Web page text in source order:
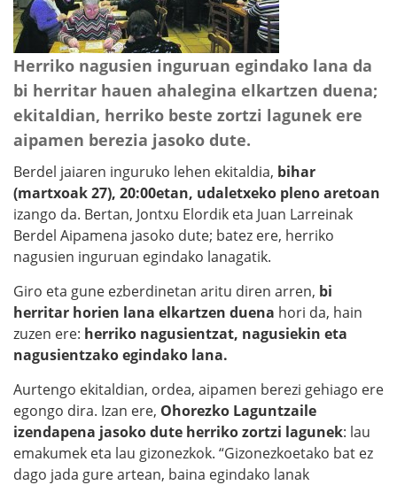
Herriko nagusien inguruan egindako lana da
bi herritar hauen ahalegina elkartzen duena;
ekitaldian, herriko beste zortzi lagunek ere
aipamen berezia jasoko dute.
Berdel jaiaren inguruko lehen ekitaldia, bihar
(martxoak 27), 20:00etan, udaletxeko pleno aretoan
izango da. Bertan, Jontxu Elordik eta Juan Larreinak
Berdel Aipamena jasoko dute; batez ere, herriko
nagusien inguruan egindako lanagatik.
Giro eta gune ezberdinetan aritu diren arren, bi
herritar horien lana elkartzen duena hori da, hain
zuzen ere: herriko nagusientzat, nagusiekin eta
nagusientzako egindako lana.
Aurtengo ekitaldian, ordea, aipamen berezi gehiago ere
egongo dira. Izan ere, Ohorezko Laguntzaile
izendapena jasoko dute herriko zortzi lagunek: lau
emakumek eta lau gizonezkok. “Gizonezkoetako bat ez
dago jada gure artean, baina egindako lanak